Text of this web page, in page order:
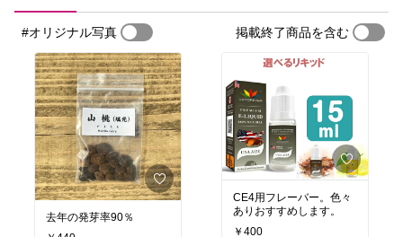
#オリジナル写真 掲載終了商品を含む
去年の発芽率90％
CE4用フレーバー。色々
ありおすすめします。
￥400